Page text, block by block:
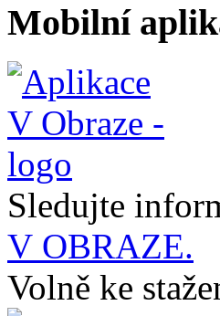
Mobilní
Sledujte
V OBRAZE.
Volně ke